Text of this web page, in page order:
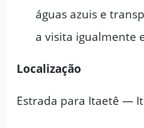
águas azuis e
a visita igualmente
Localização
Estrada para Itaetê —